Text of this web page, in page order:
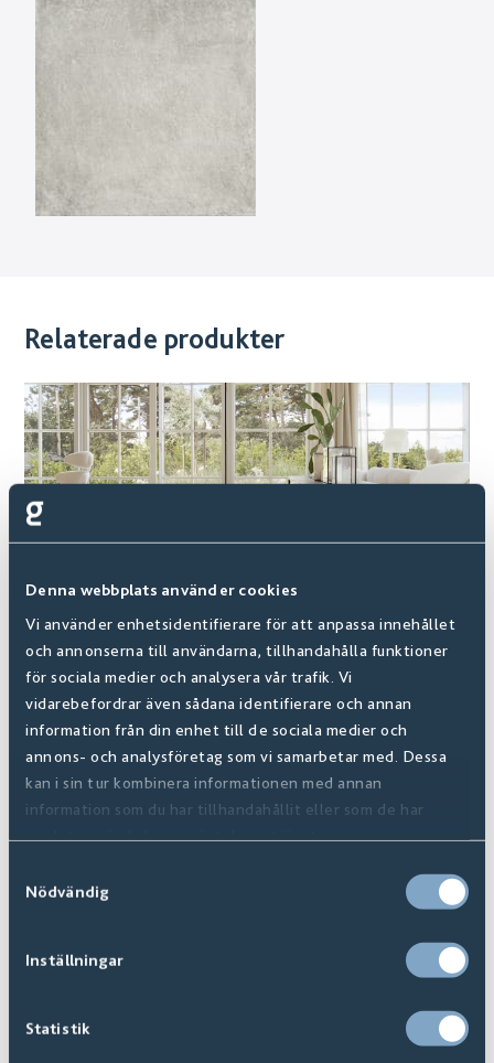
Denna webbplats använder cookies
Vi använder enhetsidentifierare för att anpassa innehållet
och annonserna till användarna, tillhandahålla funktioner
för sociala medier och analysera vår trafik. Vi
vidarebefordrar även sådana identifierare och annan
information från din enhet till de sociala medier och
annons- och analysföretag som vi samarbetar med. Dessa
kan i sin tur kombinera informationen med annan
information som du har tillhandahållit eller som de har
samlat in när du har använt deras tjänster.
Nödvändig
Inställningar
Statistik
Relaterade produkter
Monti
Finns i 12+ Varianter